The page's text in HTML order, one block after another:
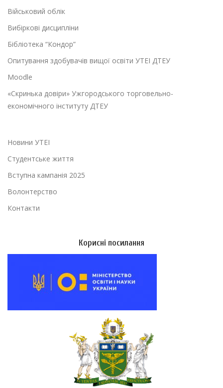
Військовий облік
Вибіркові дисципліни
Бібліотека “Кондор”
Опитування здобувачів вищої освіти УТЕІ ДТЕУ
Moodle
«Скринька довіри» Ужгородського торговельно-
економічного інституту ДТЕУ
Новини УТЕІ
Студентське життя
Вступна кампанія 2025
Волонтерство
Контакти
Корисні посилання